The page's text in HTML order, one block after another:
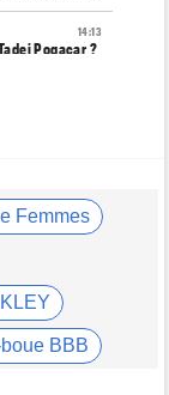
14:13
Pogacar ?
13:04
?
12:54
Femmes
BBB